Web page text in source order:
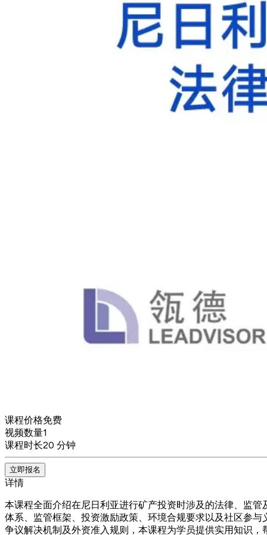
课程价格免费
视频数量1
课程时长20 分钟
立即报名
详情
本课程全面介绍在尼日利亚进行矿产投资时涉及的法律、监
体系、监管框架、投资激励政策、环境合规要求以及社区参
争议解决机制及外资准入规则，本课程为学员提供实用知识